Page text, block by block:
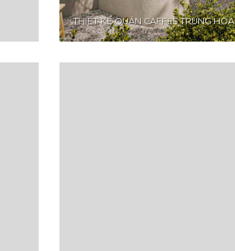
THIẾT KẾ QUÁN CAFFEE TRUNG HOA